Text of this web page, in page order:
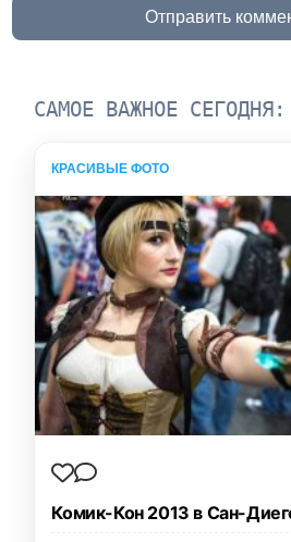
Отправить
САМОЕ ВАЖНОЕ СЕГОДНЯ:
КРАСИВЫЕ ФОТО
Комик-Кон 2013 в Сан-